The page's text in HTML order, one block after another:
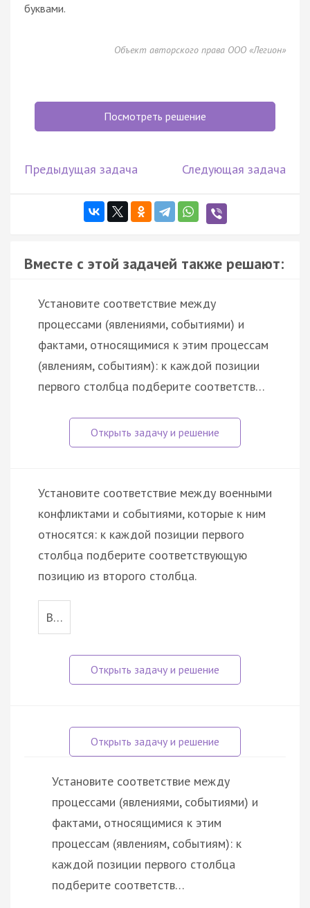
буквами.
Объект авторского права ООО «Легион»
Посмотреть решение
Предыдущая задача Следующая задача
Вместе с этой задачей также решают:
Установите соответствие между
процессами (явлениями, событиями) и
фактами, относящимися к этим процессам
(явлениям, событиям): к каждой позиции
первого столбца подберите соответств…
Установите соответствие между военными
конфликтами и событиями, которые к ним
относятся: к каждой позиции первого
столбца подберите соответствующую
позицию из второго столбца.
В…
Установите соответствие между
процессами (явлениями, событиями) и
фактами, относящимися к этим
процессам (явлениям, событиям): к
каждой позиции первого столбца
подберите соответств…